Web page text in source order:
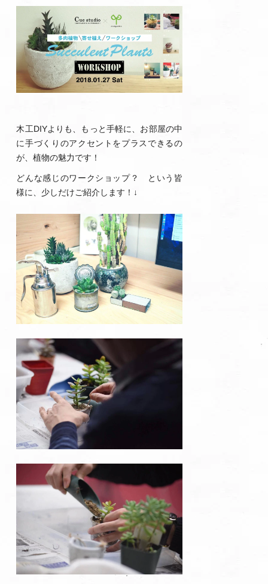
木工DIYよりも、もっと手軽に、お部屋の中
に手づくりのアクセントをプラスできるの
が、植物の魅力です！
どんな感じのワークショップ？ という皆
様に、少しだけご紹介します！↓